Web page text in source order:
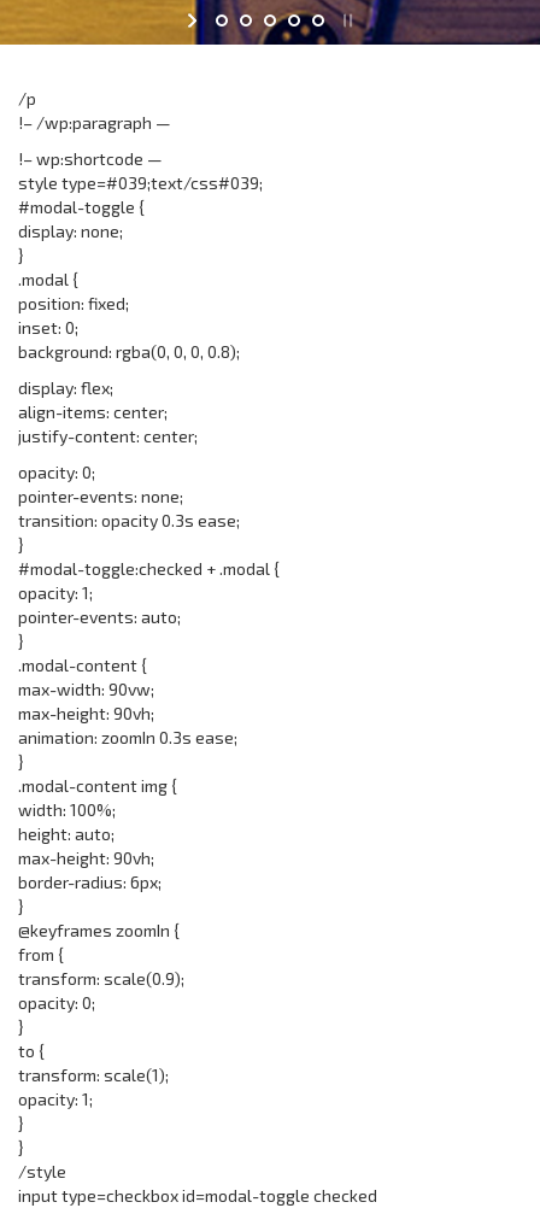
/p
!– /wp:paragraph —
!– wp:shortcode —
style type=#039;text/css#039;
#modal-toggle {
display: none;
}
.modal {
position: fixed;
inset: 0;
background: rgba(0, 0, 0, 0.8);
display: flex;
align-items: center;
justify-content: center;
opacity: 0;
pointer-events: none;
transition: opacity 0.3s ease;
}
#modal-toggle:checked + .modal {
opacity: 1;
pointer-events: auto;
}
.modal-content {
max-width: 90vw;
max-height: 90vh;
animation: zoomIn 0.3s ease;
}
.modal-content img {
width: 100%;
height: auto;
max-height: 90vh;
border-radius: 6px;
}
@keyframes zoomIn {
from {
transform: scale(0.9);
opacity: 0;
}
to {
transform: scale(1);
opacity: 1;
}
}
/style
input type=checkbox id=modal-toggle checked